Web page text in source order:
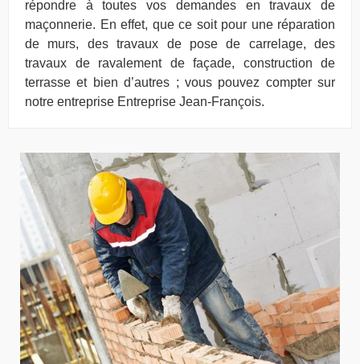
répondre à toutes vos demandes en travaux de
maçonnerie. En effet, que ce soit pour une réparation
de murs, des travaux de pose de carrelage, des
travaux de ravalement de façade, construction de
terrasse et bien d’autres ; vous pouvez compter sur
notre entreprise Entreprise Jean-François.